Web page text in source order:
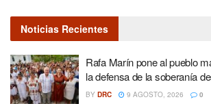
Noticias Recientes
Rafa Marín pone al pueblo
la defensa de la soberanía
BY DRC 9 AGOSTO, 2026 0